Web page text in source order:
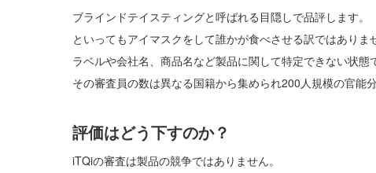
ブラインドテイスティングと呼ばれる目隠しで品評します。
といってもアイマスクをして誰かが食べさせる訳ではありま
ラベルや会社名、商品名など製品に関して特定できない状態
その審査員の数は異なる国籍から集められ200人規模の官能
評価はどう下すのか？
iTQiの審査は製品の競争ではありません。